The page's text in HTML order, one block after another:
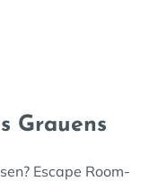
Grauens
Escape Room-